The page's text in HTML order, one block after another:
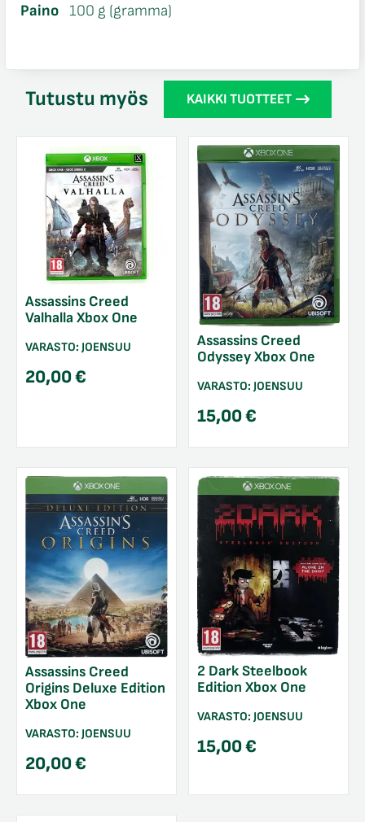
Paino 100 g (gramma)
Tutustu myös KAIKKI TUOTTEET
Assassins Creed
Valhalla Xbox One
VARASTO: JOENSUU
20,00€
Assassins Creed
Odyssey Xbox One
VARASTO: JOENSUU
15,00€
Assassins Creed
Origins Deluxe Edition
Xbox One
VARASTO: JOENSUU
20,00€
2 Dark Steelbook
Edition Xbox One
VARASTO: JOENSUU
15,00€